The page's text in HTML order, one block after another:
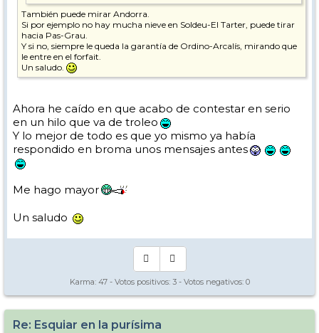
También puede mirar Andorra.
Si por ejemplo no hay mucha nieve en Soldeu-El Tarter, puede tirar
hacia Pas-Grau.
Y si no, siempre le queda la garantía de Ordino-Arcalís, mirando que
le entre en el forfait.
Un saludo.
Ahora he caído en que acabo de contestar en serio
en un hilo que va de troleo
Y lo mejor de todo es que yo mismo ya había
respondido en broma unos mensajes antes
Me hago mayor
Un saludo
Karma: 47- Votos positivos: 3- Votos negativos: 0
Re: Esquiar en la purísima